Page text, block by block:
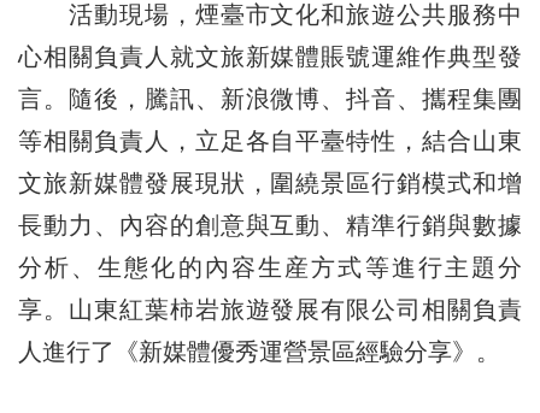
活動現場，煙臺市文化和旅遊公共服務中
心相關負責人就文旅新媒體賬號運維作典型發
言。隨後，騰訊、新浪微博、抖音、攜程集團
等相關負責人，立足各自平臺特性，結合山東
文旅新媒體發展現狀，圍繞景區行銷模式和增
長動力、內容的創意與互動、精準行銷與數據
分析、生態化的內容生産方式等進行主題分
享。山東紅葉柿岩旅遊發展有限公司相關負責
人進行了《新媒體優秀運營景區經驗分享》。